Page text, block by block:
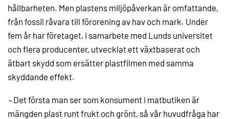
hållbarheten. Men plastens miljöpåverkan är omfattande,
från fossil råvara till förorening av hav och mark. Under
fem år har företaget, i samarbete med Lunds universitet
och flera producenter, utvecklat ett växtbaserat och
ätbart skydd som ersätter plastfilmen med samma
skyddande effekt.
–Det första man ser som konsument i matbutiken är
mängden plast runt frukt och grönt, så vår huvudfråga har